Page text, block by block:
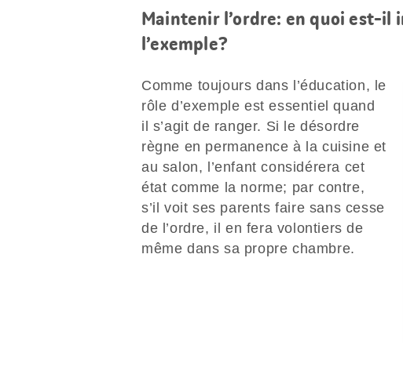
Maintenir l’ordre: en quoi est-
l’exemple?
Comme toujours dans l’éducation, le
rôle d’exemple est essentiel quand
il s’agit de ranger. Si le désordre
règne en permanence à la cuisine et
au salon, l’enfant considérera cet
état comme la norme; par contre,
s’il voit ses parents faire sans cesse
de l’ordre, il en fera volontiers de
même dans sa propre chambre.